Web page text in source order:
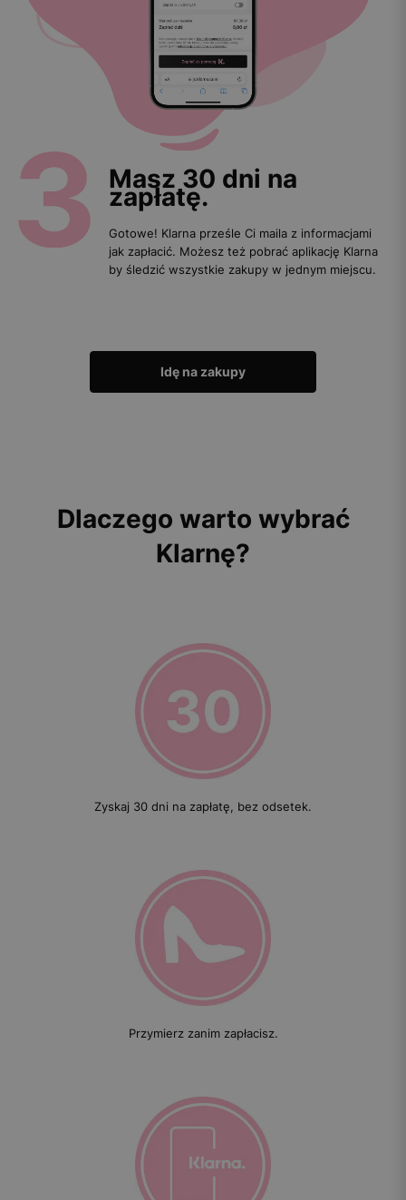
Masz 30 dni na
zapłatę.
Gotowe! Klarna prześle Ci maila z informacjami
jak zapłacić. Możesz też pobrać aplikację Klarna
by śledzić wszystkie zakupy w jednym miejscu.
Idę na zakupy
Dlaczego warto wybrać
Klarnę?
Zyskaj 30 dni na zapłatę, bez odsetek.
Przymierz zanim zapłacisz.